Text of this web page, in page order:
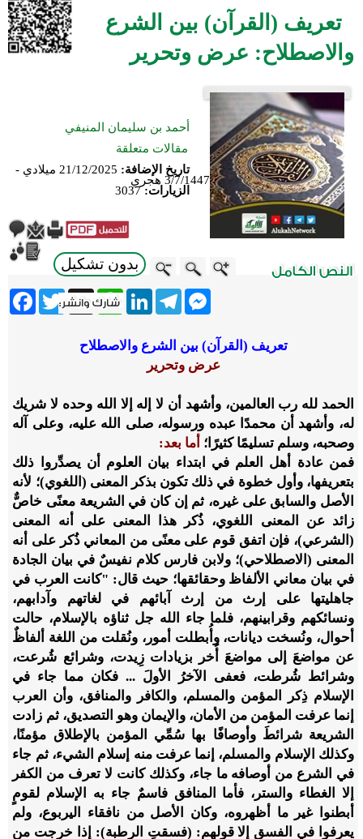
تعريف (القرآن) بين الشرع
والاصطلاح: عرض وتحرير
أحمد بن سليمان المنيفي
مقالات متعلقة
تاريخ الإضافة:
21/12/2025 ميلادي -
3/7/1447 هجري
الزيارات:3037
بدون تشكيل
Twitter X
WhatsApp
LinkedInTelegram
Messenger
تعريف (القرآن) بين الشرع والاصطلاح
عرض وتحرير
الحمد لله رب العالمين، وأشهد أن لا إله إلا الله وحده لا شريك
له، وأشهد أن محمدًا عبده ورسوله، صلى الله عليه، وعلى آله
وصحبه، وسلم تسليمًا كثيرًا؛ أما بعد:
فمن عادة أهل العلم في ابتداء بيان العلوم أن يصدِّروا ذلك
بتعريفها، وأول خطوة في ذلك تكون بذكر المعنى (اللغوي)؛ لأنه
الأصل والسابق على غيره، ثم إن كان في الشريعة معنًى خاصٌّ
زائد عن المعنى اللغوي، ذُكر هذا المعنى على أنه المعنى
(الشرعي)، فإن اتفق قوم على معنًى من المعاني ذُكر على أنه
المعنى (الاصطلاحي)؛ ولابن فارس كلام نفيسٌ في بيان الجادة
في بيان معاني الألفاظ وحقائقها؛ حيث قال: "‌كانت ‌العرب ‌في
‌جاهليتها ‌على ‌إرث من إرث آبائهم في لغاتهم وآدابهم،
ونسائكهم وقرابينهم، فلما جاء الله جل ثناؤه بالإسلام، حالت
أحوال، ونُسخت ديانات، وأُبطلت أمور، ونُقلت من اللغة ألفاظٌ
عن مواضعَ إلى مواضعَ أُخر بزيادات زِيدت، وشرائع شُرعت،
وشرائط شُرطت، فعفى الآخرُ الأولَ ... فكان مما جاء في
الإسلام ذِكر المؤمن والمسلم، والكافر والمنافق، وأن العرب
إنما عرفت المؤمن من الأمان، والإيمان وهو التصديق، ثم زادت
الشريعة شرائطَ وأوصافًا بها سُمِّي المؤمن بالإطلاق مؤمنًا،
وكذلك الإسلام والمسلم، إنما عرفت منه إسلام الشيء، ثم جاء
في الشرع من أوصافه ما جاء، وكذلك كانت لا تعرف من الكفر
إلا الغطاء والستر، فأما المنافق فاسمٌ جاء به الإسلام لقومٍ
أبطنوا غير ما أظهروه، وكان الأصل من نافقاء اليربوع، ولم
يعرفوا في الفسق إلا قولهم: (فسقتِ الرطبة): إذا خرجت من